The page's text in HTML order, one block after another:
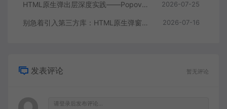
HTML原生弹出层深度实践——Popover API让动态浮层告别JavaScript 2026-07-25
别急着引入第三方库：HTML原生弹窗能力已经足够强了 2026-07-16
发表评论 暂无评论